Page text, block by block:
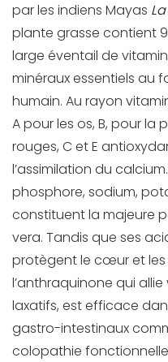
par les indiens Mayas
plante grasse contient
large éventail de
minéraux essentiels au
humain. Au rayon
A pour les os, B, pour
rouges, C et E
l’assimilation du
phosphore, sodium,
constituent la majeure
vera. Tandis que ses
protègent le cœur et les
l’anthraquinone qui
laxatifs, est efficace
gastro-intestinaux
colopathie